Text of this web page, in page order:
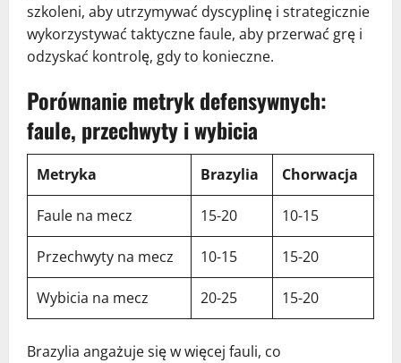
szkoleni, aby utrzymywać dyscyplinę i strategicznie
wykorzystywać taktyczne faule, aby przerwać grę i
odzyskać kontrolę, gdy to konieczne.
Porównanie metryk defensywnych:
faule, przechwyty i wybicia
Metryka Brazylia Chorwacja
Faule na mecz 15-20 10-15
Przechwyty na mecz 10-15 15-20
Wybicia na mecz 20-25 15-20
Brazylia angażuje się w więcej fauli, co